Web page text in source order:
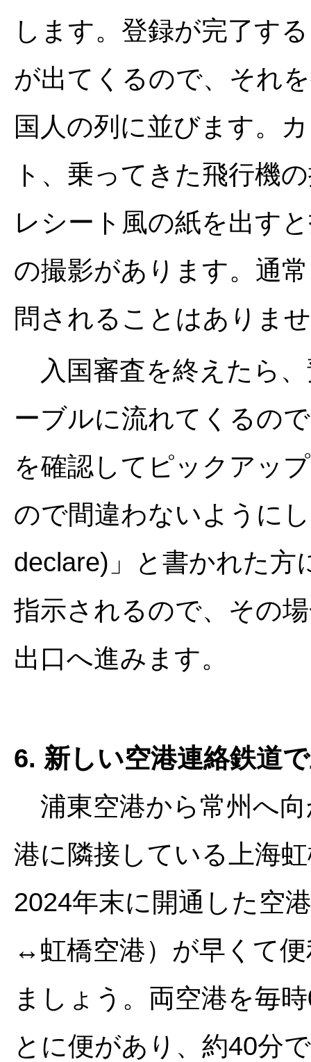
します。登録が完了す
が出てくるので、それ
国人の列に並びます。
ト、乗ってきた飛行機
レシート風の紙を出す
の撮影があります。通
問されることはありま
入国審査を終えたら
ーブルに流れてくるの
を確認してピックアッ
ので間違わないように
declare)」と書かれた方
指示されるので、その
出口へ進みます。
6. 新しい空港連絡鉄道
浦東空港から常州へ
港に隣接している上海
2024年末に開通した空
↔虹橋空港）が早くて
ましょう。両空港を毎
とに便があり、約40分